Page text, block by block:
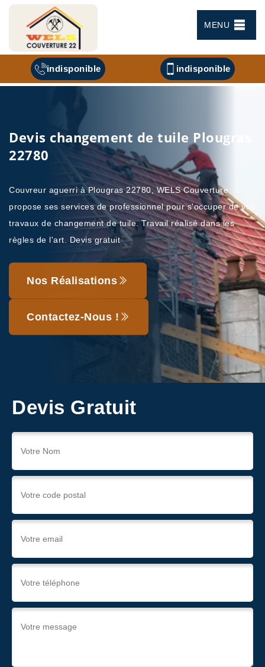
MENU
indisponible indisponible
Devis changement de tuile Plougras
22780
Couvreur aguerri à Plougras 22780, WELS Couverture
propose ses services de professionnel pour s'occuper de vos
travaux de changement de tuile. Travail réalisé dans les
règles de l'art. Devis gratuit
Nos Réalisations
Contactez-Nous !
Devis Gratuit